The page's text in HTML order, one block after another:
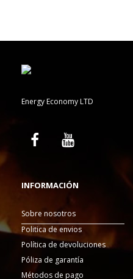
Energy Economy LTD
INFORMACIÓN
Sobre nosotros
Politica de envios
Política de devoluciones
Póliza de garantía
Métodos de pago